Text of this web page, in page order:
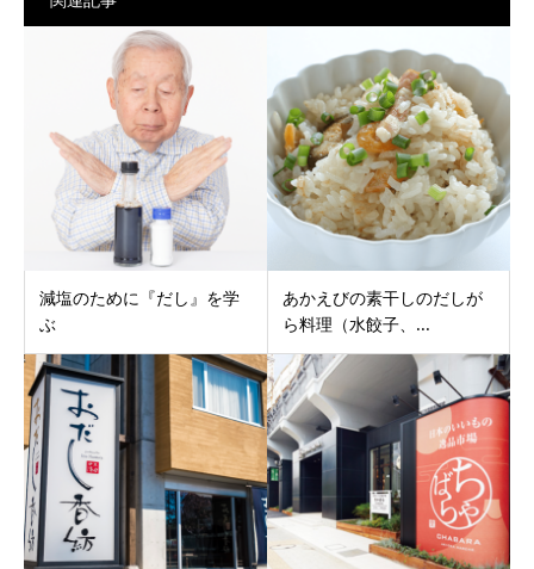
減塩のために『だし』を学
ぶ
あかえびの素干しのだしが
ら料理（水餃子、...